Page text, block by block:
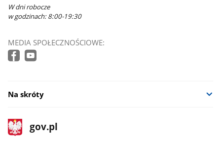
W dni robocze
w godzinach: 8:00-19:30
MEDIA SPOŁECZNOŚCIOWE:
Na skróty
stopka
gov.pl
Strona
gov.pl